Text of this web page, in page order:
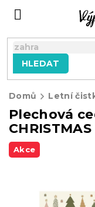
HLEDAT
Domů Letní
Plechová
CHRISTMAS
Akce